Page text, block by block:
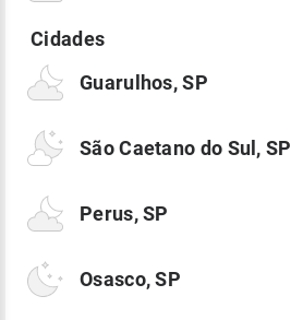
Guarulhos, SP
São Caetano do Sul, SP
Perus, SP
Osasco, SP